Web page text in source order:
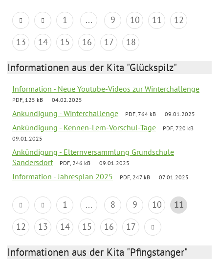
1 ... 9 10 11
12
13
14 15 16 17 18
Informationen aus der Kita "Glückspilz"
Information - Neue Youtube-Videos zur Winterchallenge
PDF, 125 kB 04.02.2025
Ankündigung - Winterchallenge PDF, 764 kB 09.01.2025
Ankündigung - Kennen-Lern-Vorschul-Tage
PDF, 720 kB
09.01.2025
Ankündigung - Elternversammlung Grundschule
Sandersdorf
PDF, 246 kB 09.01.2025
Information - Jahresplan 2025 PDF, 247 kB 07.01.2025
1 ... 8 9 10
11
12
13 14 15 16 17
Informationen aus der Kita "Pfingstanger"